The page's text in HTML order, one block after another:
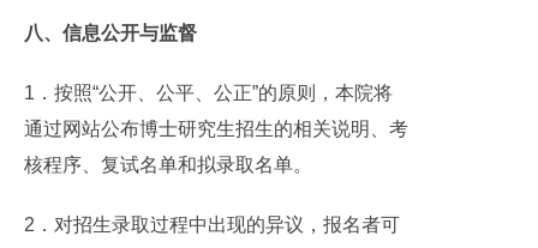
八、信息公开与监督
1．按照“公开、公平、公正”的原则，本院将
通过网站公布博士研究生招生的相关说明、考
核程序、复试名单和拟录取名单。
2．对招生录取过程中出现的异议，报名者可